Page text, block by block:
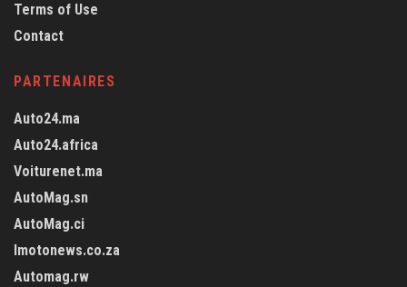
Terms of Use
Contact
PARTENAIRES
Auto24.ma
Auto24.africa
Voiturenet.ma
AutoMag.sn
AutoMag.ci
Imotonews.co.za
Automag.rw